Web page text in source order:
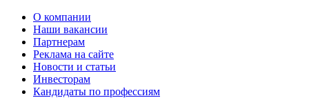
О компании
Наши вакансии
Партнерам
Реклама на сайте
Новости и статьи
Инвесторам
Кандидаты по профессиям